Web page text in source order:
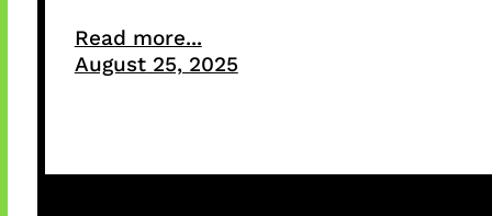
Read more...
August 25, 2025